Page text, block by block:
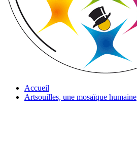
Accueil
Artsouilles, une mosaïque humaine